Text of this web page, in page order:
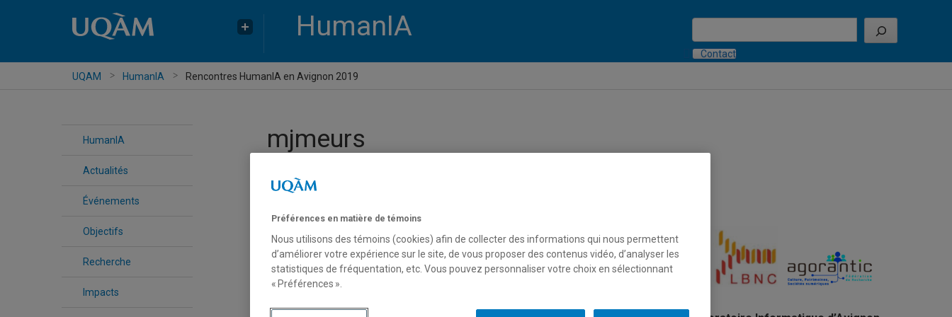
HumanIA
Contact
UQAM HumanIA Rencontres HumanIA en Avignon 2019
HumanIA
Actualités
Événements
Objectifs
Recherche
Impacts
mjmeurs
Rencontres HumanIA en Avignon 2019
Préférences en matière de témoins
Nous utilisons des témoins (cookies) afin de collecter des informations qui nous permettent
d’améliorer votre expérience sur le site, de vous proposer des contenus vidéo, d’analyser les
statistiques de fréquentation, etc. Vous pouvez personnaliser votre choix en sélectionnant
« Préférences ».